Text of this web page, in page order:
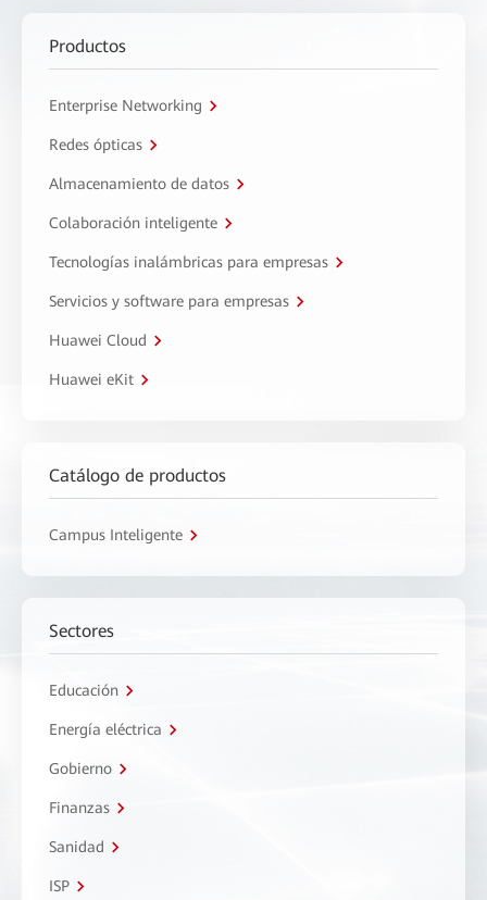
Productos
Enterprise Networking
Redes ópticas
Almacenamiento de datos
Colaboración inteligente
Tecnologías inalámbricas para empresas
Servicios y software para empresas
Huawei Cloud
Huawei eKit
Catálogo de productos
Campus Inteligente
Sectores
Educación
Energía eléctrica
Gobierno
Finanzas
Sanidad
ISP